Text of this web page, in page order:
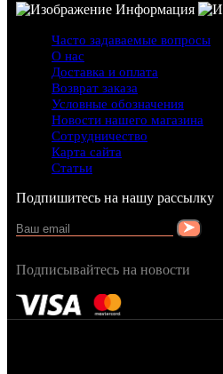
Информация
Часто задаваемые вопросы
О нас
Доставка и оплата
Возврат заказа
Условные обозначения
Новости нашего магазина
Сотрудничество
Карта сайта
Статьи
Подпишитесь на нашу рассылку
Подписывайтесь на новости